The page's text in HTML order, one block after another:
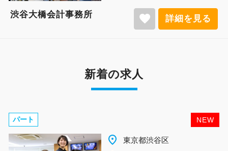
渋谷大橋会計事務所 favorite 詳細を見る
新着の求人
NEW
パート
place 千葉県柏市